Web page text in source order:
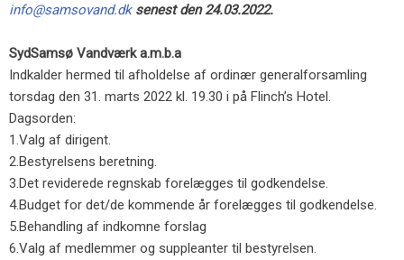
info@samsovand.dk senest den 24.03.2022.
SydSamsø Vandværk a.m.b.a
Indkalder hermed til afholdelse af ordinær generalforsamling
torsdag den 31. marts 2022 kl. 19.30 i på Flinch’s Hotel.
Dagsorden:
1.​Valg af dirigent.
2.​Bestyrelsens beretning.
3.​Det reviderede regnskab forelægges til godkendelse.
4.​Budget for det/de kommende år forelægges til godkendelse.
5.​Behandling af indkomne forslag
6.​Valg af medlemmer og suppleanter til bestyrelsen.